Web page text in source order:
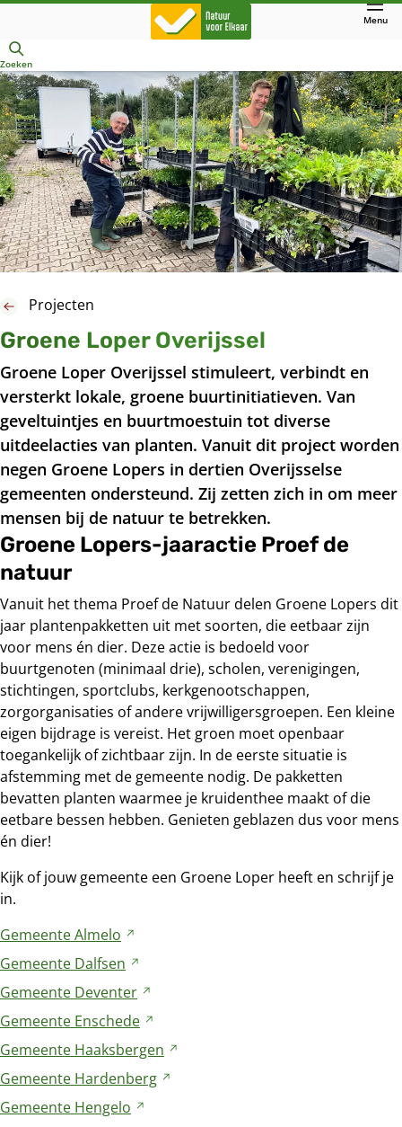
hoofdinhoud
Menu
Zoeken
Groene Loper Overijssel
Projecten
Groene Loper Overijssel stimuleert, verbindt en
versterkt lokale, groene buurtinitiatieven. Van
geveltuintjes en buurtmoestuin tot diverse
uitdeelacties van planten. Vanuit dit project worden
negen Groene Lopers in dertien Overijsselse
gemeenten ondersteund. Zij zetten zich in om meer
mensen bij de natuur te betrekken.
Groene Lopers-jaaractie Proef de
natuur
Vanuit het thema Proef de Natuur delen Groene Lopers dit
jaar plantenpakketten uit met soorten, die eetbaar zijn
voor mens én dier. Deze actie is bedoeld voor
buurtgenoten (minimaal drie), scholen, verenigingen,
stichtingen, sportclubs, kerkgenootschappen,
zorgorganisaties of andere vrijwilligersgroepen. Een kleine
eigen bijdrage is vereist. Het groen moet openbaar
toegankelijk of zichtbaar zijn. In de eerste situatie is
afstemming met de gemeente nodig. De pakketten
bevatten planten waarmee je kruidenthee maakt of die
eetbare bessen hebben. Genieten geblazen dus voor mens
én dier!
Kijk of jouw gemeente een Groene Loper heeft en schrijf je
in.
GemeenteAlmelo
naar
andere
website
Gemeente Dalfsen
naar
andere
website
Gemeente Deventer
naar
andere
website
Gemeente Enschede
naar
andere
Gemeente Haaksbergen
Gemeente Hardenberg
Gemeente Hengelo